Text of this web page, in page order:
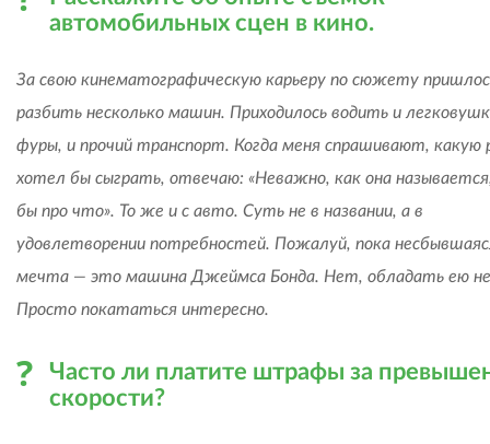
автомобильных сцен в кино.
За свою кинематографическую карьеру по сюжету
разбить несколько машин. Приходилось водить и
фуры, и прочий транспорт. Когда меня спрашивают, какую
хотел бы сыграть, отвечаю: «Неважно, как она
бы про что». То же и с авто. Суть не в названии, а в
удовлетворении потребностей. Пожалуй, пока
мечта — это машина Джеймса Бонда. Нет, обладать ею не
Просто покататься интересно.
Часто ли платите штрафы за
скорости?